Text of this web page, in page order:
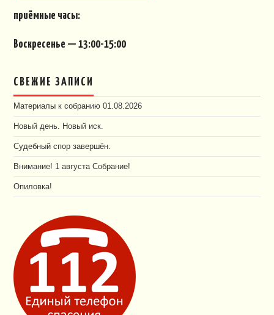
приёмные часы:
Воскресенье — 13:00-15:00
СВЕЖИЕ ЗАПИСИ
Материалы к собранию 01.08.2026
Новый день. Новый иск.
Судебный спор завершён.
Внимание! 1 августа Собрание!
Опиловка!